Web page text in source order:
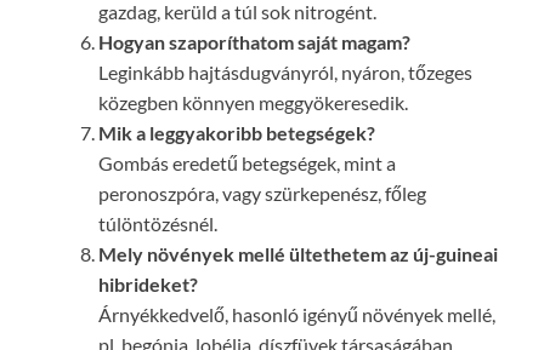
gazdag, kerüld a túl sok nitrogént.
Hogyan szaporíthatom saját magam?
Leginkább hajtásdugványról, nyáron, tőzeges
közegben könnyen meggyökeresedik.
Mik a leggyakoribb betegségek?
Gombás eredetű betegségek, mint a
peronoszpóra, vagy szürkepenész, főleg
túlöntözésnél.
Mely növények mellé ültethetem az új-guineai
hibrideket?
Árnyékkedvelő, hasonló igényű növények mellé,
pl. begónia, lobélia, díszfüvek társaságában.